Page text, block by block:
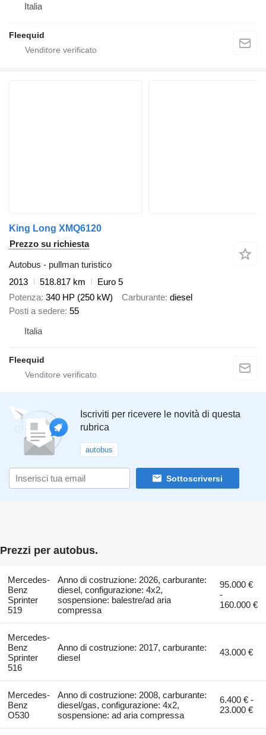
Italia
Fleequid
King Long XMQ6120
Prezzo su richiesta
Autobus - pullman turistico
2013
518.817 km
Euro 5
Potenza 340 HP (250 kW) Carburante diesel
Posti a sedere 55
Italia
Fleequid
Iscriviti per ricevere le novità di questa
rubrica
autobus
Sottoscriversi
Prezzi per autobus.
Mercedes-
Benz
Sprinter
519
Anno di costruzione: 2026, carburante:
diesel, configurazione: 4x2,
sospensione: balestre/ad aria
compressa
95.000 €
-
160.000 €
Mercedes-
Benz
Sprinter
516
Anno di costruzione: 2017, carburante:
diesel
43.000 €
Mercedes-
Benz
O530
Anno di costruzione: 2008, carburante:
diesel/gas, configurazione: 4x2,
sospensione: ad aria compressa
6.400 € -
23.000 €